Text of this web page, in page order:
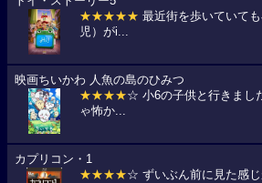
★★★★★ 最近街を歩いていて
児）がi...
映画ちいかわ 人魚の島のひみつ
★★★★☆ 小6の子供と行きまし
ゃ怖か...
カプリコン・1
★★★★☆ ずいぶん前に見た感